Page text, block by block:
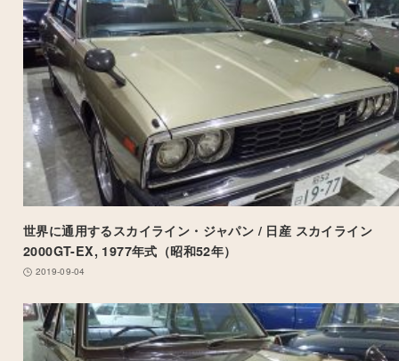
世界に通用するスカイライン・ジャパン / 日産 スカイライン
2000GT-EX, 1977年式（昭和52年）
2019-09-04